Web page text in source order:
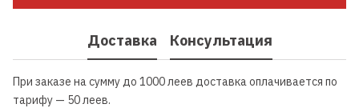
Доставка Консультация
При заказе на сумму до 1000 леев доставка оплачивается по
тарифу — 50 леев.